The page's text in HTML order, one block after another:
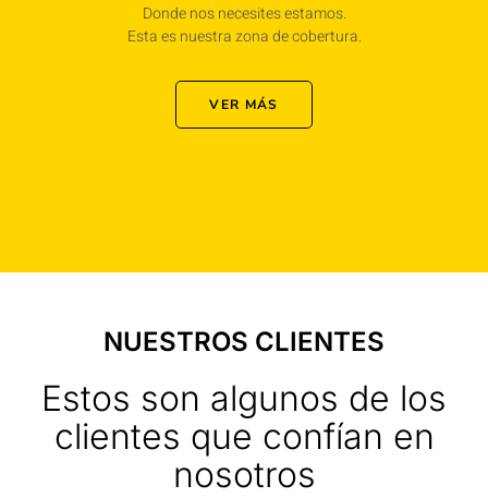
Donde nos necesites estamos.
Esta es nuestra zona de cobertura.
VER MÁS
NUESTROS CLIENTES
Estos son algunos de los
clientes que confían en
nosotros